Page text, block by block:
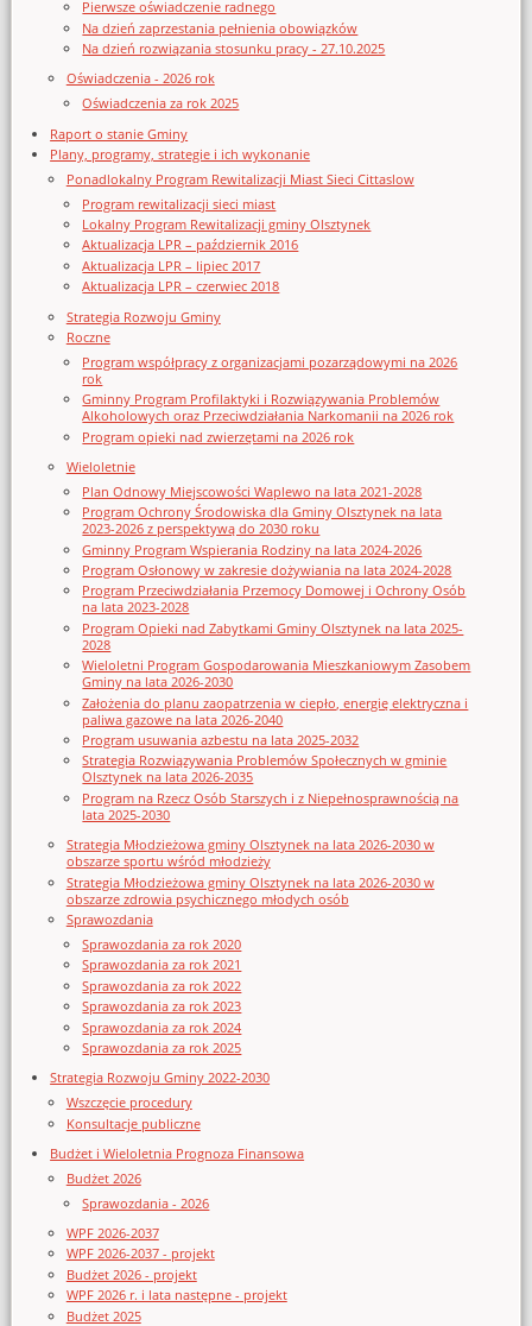
Pierwsze oświadczenie radnego
Na dzień zaprzestania pełnienia obowiązków
Na dzień rozwiązania stosunku pracy - 27.10.2025
Oświadczenia - 2026 rok
Oświadczenia za rok 2025
Raport o stanie Gminy
Plany, programy, strategie i ich wykonanie
Ponadlokalny Program Rewitalizacji Miast Sieci Cittaslow
Program rewitalizacji sieci miast
Lokalny Program Rewitalizacji gminy Olsztynek
Aktualizacja LPR – październik 2016
Aktualizacja LPR – lipiec 2017
Aktualizacja LPR – czerwiec 2018
Strategia Rozwoju Gminy
Roczne
Program współpracy z organizacjami pozarządowymi na 2026
rok
Gminny Program Profilaktyki i Rozwiązywania Problemów
Alkoholowych oraz Przeciwdziałania Narkomanii na 2026 rok
Program opieki nad zwierzętami na 2026 rok
Wieloletnie
Plan Odnowy Miejscowości Waplewo na lata 2021-2028
Program Ochrony Środowiska dla Gminy Olsztynek na lata
2023-2026 z perspektywą do 2030 roku
Gminny Program Wspierania Rodziny na lata 2024-2026
Program Osłonowy w zakresie dożywiania na lata 2024-2028
Program Przeciwdziałania Przemocy Domowej i Ochrony Osób
na lata 2023-2028
Program Opieki nad Zabytkami Gminy Olsztynek na lata 2025-
2028
Wieloletni Program Gospodarowania Mieszkaniowym Zasobem
Gminy na lata 2026-2030
Założenia do planu zaopatrzenia w ciepło, energię elektryczna i
paliwa gazowe na lata 2026-2040
Program usuwania azbestu na lata 2025-2032
Strategia Rozwiązywania Problemów Społecznych w gminie
Olsztynek na lata 2026-2035
Program na Rzecz Osób Starszych i z Niepełnosprawnością na
lata 2025-2030
Strategia Młodzieżowa gminy Olsztynek na lata 2026-2030 w
obszarze sportu wśród młodzieży
Strategia Młodzieżowa gminy Olsztynek na lata 2026-2030 w
obszarze zdrowia psychicznego młodych osób
Sprawozdania
Sprawozdania za rok 2020
Sprawozdania za rok 2021
Sprawozdania za rok 2022
Sprawozdania za rok 2023
Sprawozdania za rok 2024
Sprawozdania za rok 2025
Strategia Rozwoju Gminy 2022-2030
Wszczęcie procedury
Konsultacje publiczne
Budżet i Wieloletnia Prognoza Finansowa
Budżet 2026
Sprawozdania - 2026
WPF 2026-2037
WPF 2026-2037 - projekt
Budżet 2026 - projekt
WPF 2026 r. i lata następne - projekt
Budżet 2025